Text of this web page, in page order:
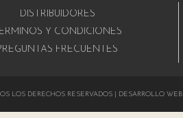
DISTRIBUIDORES
Y CONDICIONES
FRECUENTES
LOS DERECHOS RESERVADOS | DESARROLLO WEB